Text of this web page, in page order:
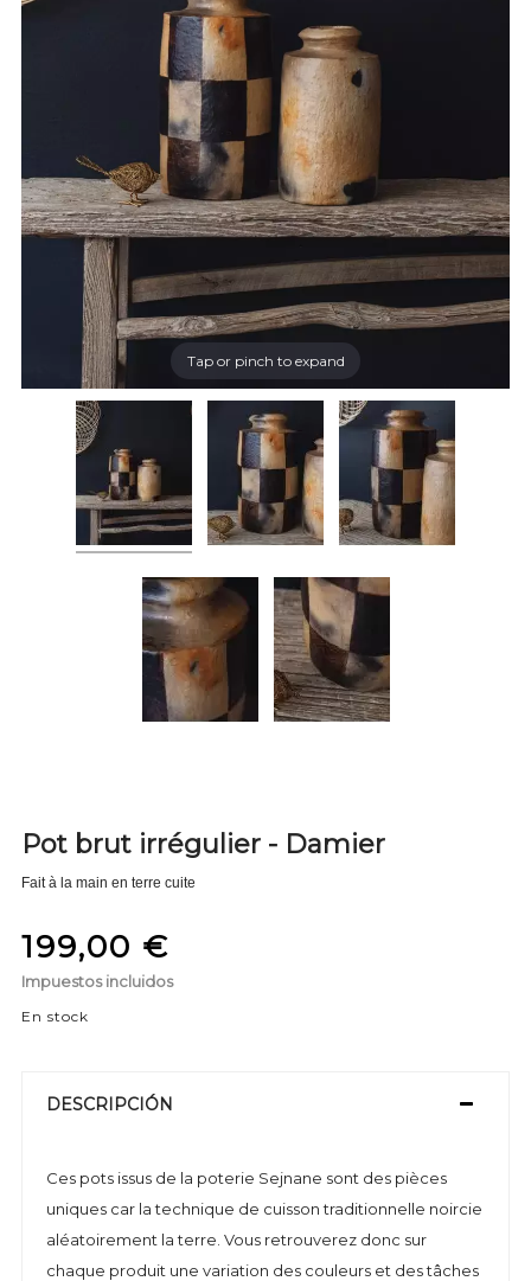
Tap or pinch to expand
Pot brut irrégulier - Damier
Fait à la main en terre cuite
199,00 €
Impuestos incluidos
En stock
DESCRIPCIÓN
Ces pots issus de la poterie Sejnane sont des pièces
uniques car la technique de cuisson traditionnelle noircie
aléatoirement la terre. Vous retrouverez donc sur
chaque produit une variation des couleurs et des tâches